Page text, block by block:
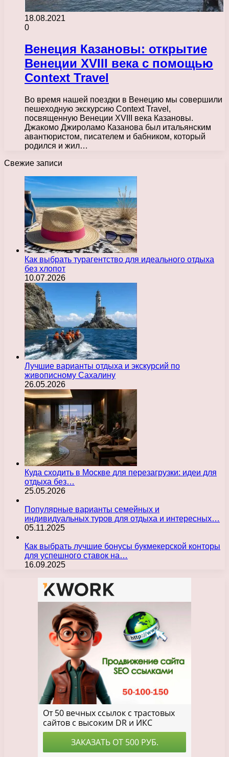
18.08.2021
0
Венеция Казановы: открытие
Венеции XVIII века с помощью
Context Travel
Во время нашей поездки в Венецию мы совершили
пешеходную экскурсию Context Travel,
посвященную Венеции XVIII века Казановы.
Джакомо Джироламо Казанова был итальянским
авантюристом, писателем и бабником, который
родился и жил…
Свежие записи
Как выбрать турагентство для идеального отдыха
без хлопот
10.07.2026
Лучшие варианты отдыха и экскурсий по
живописному Сахалину
26.05.2026
Куда сходить в Москве для перезагрузки: идеи для
отдыха без…
25.05.2026
Популярные варианты семейных и
индивидуальных туров для отдыха и интересных…
05.11.2025
Как выбрать лучшие бонусы букмекерской конторы
для успешного ставок на…
16.09.2025